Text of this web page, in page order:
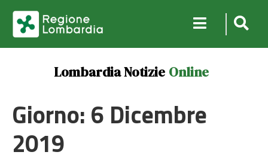
Lombardia Notizie Online
Giorno:6 Dicembre
2019